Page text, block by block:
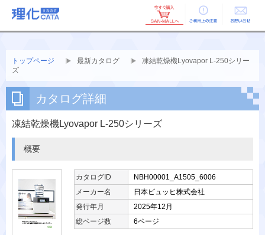
ご利用上の お問い合せ
トップページ 最新カタログ
凍結乾燥機Lyovapor L-250シリー
ズ
カタログ詳細
凍結乾燥機Lyovapor L-250シリーズ
概要
カタログID
NBH00001_A1505_6006
メーカー名
日本ビュッヒ株式会社
発行年月
2025年12月
総ページ数
6ページ